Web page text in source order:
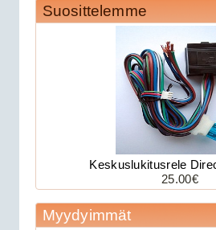
Avital 3305L
179.00€
Suosittelemme
Keskuslukitusrele
25.00€
Myydyimmät